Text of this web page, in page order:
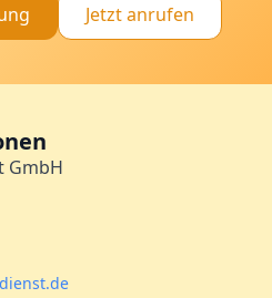
Jetzt anrufen
GmbH